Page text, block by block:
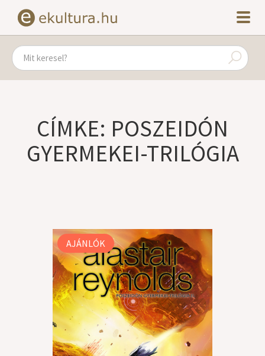
CÍMKE: POSZEIDÓN
GYERMEKEI-TRILÓGIA
AJÁNLÓK